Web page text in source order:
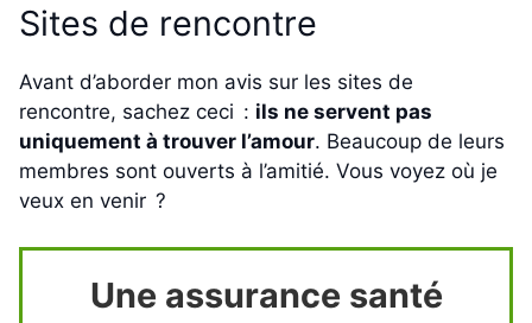
Sites de rencontre
Avant d’aborder mon avis sur les sites de
rencontre, sachez ceci : ils ne servent pas
uniquement à trouver l’amour. Beaucoup de leurs
membres sont ouverts à l’amitié. Vous voyez où je
veux en venir ?
Une assurance santé